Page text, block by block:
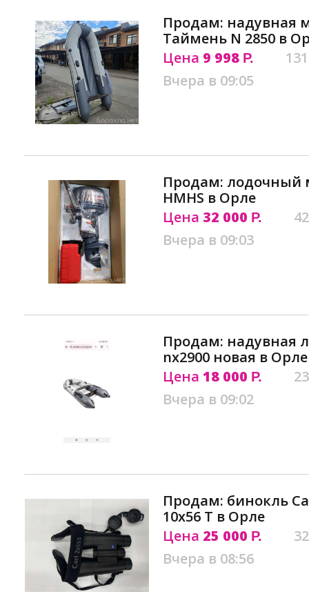
Продам: надувная
Таймень N 2850 в
Цена 9 998 Р.
Вчера в 09:05
Продам: лодочный
HMHS в Орле
Цена 32 000 Р.
Вчера в 09:03
Продам: надувная
nx2900 новая в Орле
Цена 18 000 Р.
Вчера в 09:02
Продам: бинокль
10х56 T в Орле
Цена 25 000 Р.
Вчера в 08:56